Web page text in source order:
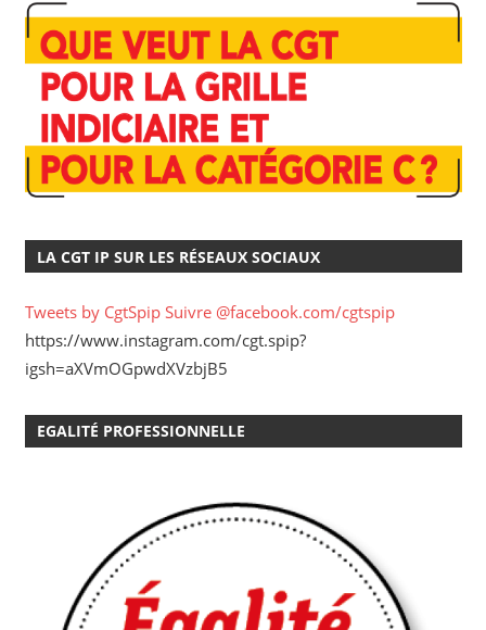
LA CGT IP SUR LES RÉSEAUX SOCIAUX
Tweets by CgtSpip Suivre @facebook.com/cgtspip
https://www.instagram.com/cgt.spip?
igsh=aXVmOGpwdXVzbjB5
EGALITÉ PROFESSIONNELLE